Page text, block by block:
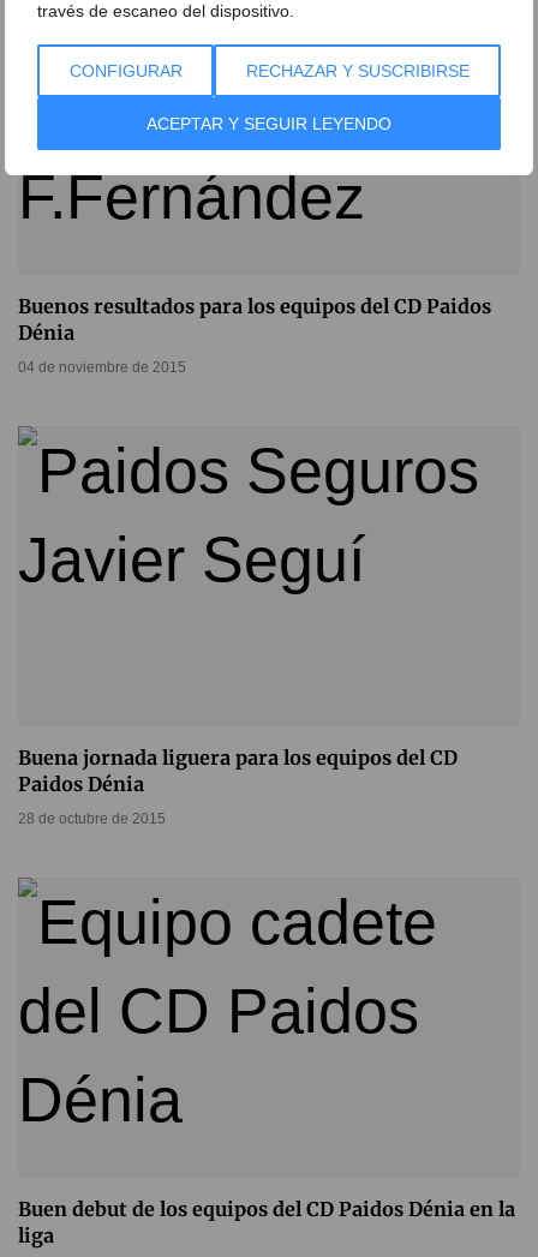
través de escaneo del dispositivo.
CONFIGURAR RECHAZAR Y SUSCRIBIRSE
ACEPTAR Y SEGUIR LEYENDO
Buenos resultados para los equipos del CD Paidos
Dénia
04 de noviembre de 2015
Buena jornada liguera para los equipos del CD
Paidos Dénia
28 de octubre de 2015
Buen debut de los equipos del CD Paidos Dénia en la
liga